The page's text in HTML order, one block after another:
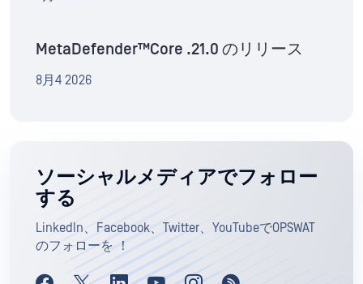
MetaDefender™Core .21.0 のリリース
8月4 2026
ソーシャルメディアでフォロー
する
LinkedIn、Facebook、Twitter、YouTubeでOPSWAT
のフォローを ！